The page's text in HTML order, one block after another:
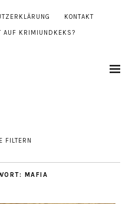
KONTAKT
AUF KRIMIUNDKEKS?
FILTERN
MAFIA